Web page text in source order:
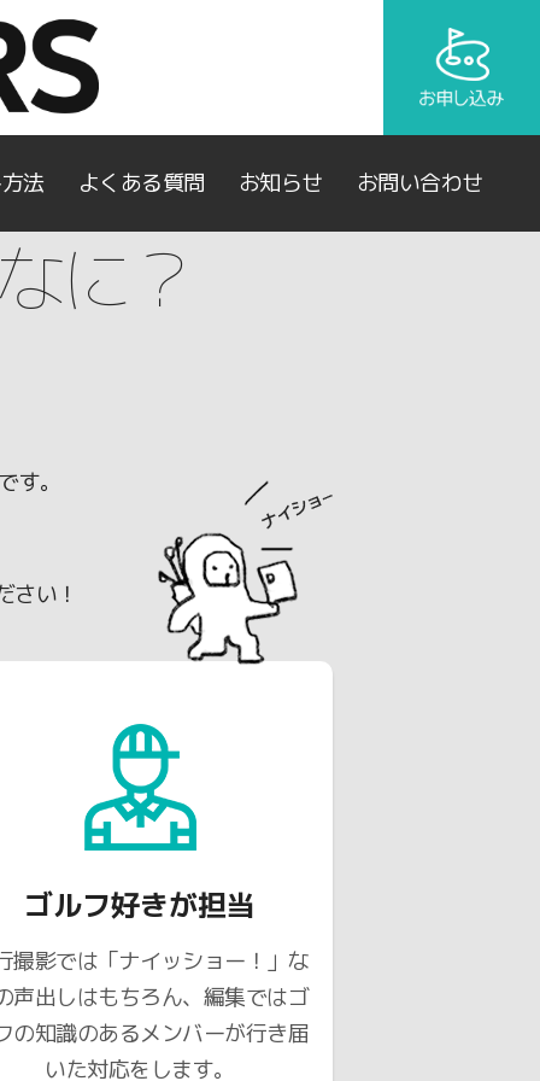
法 よくある質問 お知らせ お問い合わせ
に？
す。
い！
ゴルフ好きが担当
撮影では「ナイッショー！」な
声出しはもちろん、編集ではゴ
の知識のあるメンバーが行き届
いた対応をします。